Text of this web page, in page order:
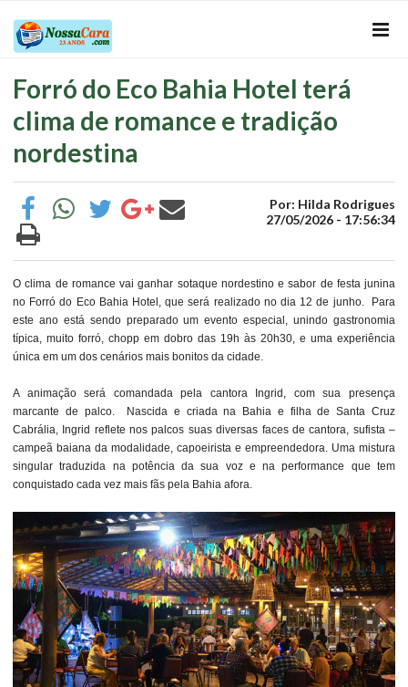
Forró do Eco Bahia Hotel terá
clima de romance e tradição
nordestina
Por: Hilda Rodrigues
27/05/2026 - 17:56:34
O clima de romance vai ganhar sotaque nordestino e sabor de festa junina
no Forró do Eco Bahia Hotel, que será realizado no dia 12 de junho. Para
este ano está sendo preparado um evento especial, unindo gastronomia
típica, muito forró, chopp em dobro das 19h às 20h30, e uma experiência
única em um dos cenários mais bonitos da cidade.
A animação será comandada pela cantora Ingrid, com sua presença
marcante de palco. Nascida e criada na Bahia e filha de Santa Cruz
Cabrália, Ingrid reflete nos palcos suas diversas faces de cantora, sufista –
campeã baiana da modalidade, capoeirista e empreendedora. Uma mistura
singular traduzida na potência da sua voz e na performance que tem
conquistado cada vez mais fãs pela Bahia afora.